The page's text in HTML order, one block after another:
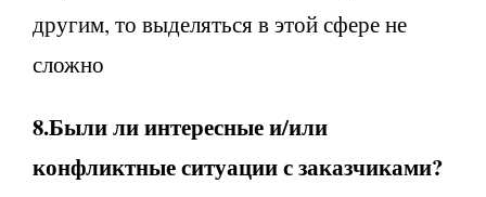
другим, то выделяться в этой сфере не
сложно
8.Были ли интересные и/или
конфликтные ситуации с заказчиками?